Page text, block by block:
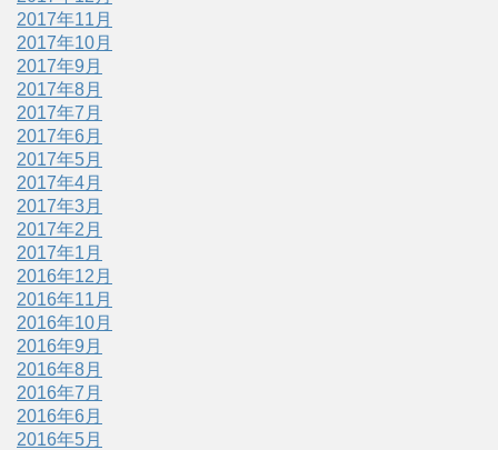
2017年11月
2017年10月
2017年9月
2017年8月
2017年7月
2017年6月
2017年5月
2017年4月
2017年3月
2017年2月
2017年1月
2016年12月
2016年11月
2016年10月
2016年9月
2016年8月
2016年7月
2016年6月
2016年5月